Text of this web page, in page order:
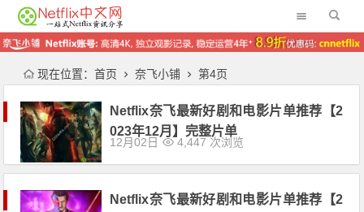
现在位置： 首页 奈飞小铺 第4页
Netflix奈飞最新好剧和电影片单推荐【2
023年12月】完整片单
12月02日 4,447 次浏览
Netflix奈飞最新好剧和电影片单推荐【2